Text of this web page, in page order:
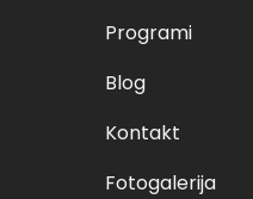
Programi
Blog
Kontakt
Fotogalerija